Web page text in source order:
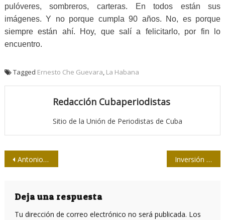
pulóveres, sombreros, carteras. En todos están sus
imágenes. Y no porque cumpla 90 años. No, es porque
siempre están ahí. Hoy, que salí a felicitarlo, por fin lo
encuentro.
Tagged Ernesto Che Guevara, La Habana
Redacción Cubaperiodistas
Sitio de la Unión de Periodistas de Cuba
Navegación
entradas
Antonio y Ernesto: dos hermanos Inversión extranjera y exportaciones, vitales para la economía cubana
Deja una respuesta
Tu dirección de correo electrónico no será publicada. Los